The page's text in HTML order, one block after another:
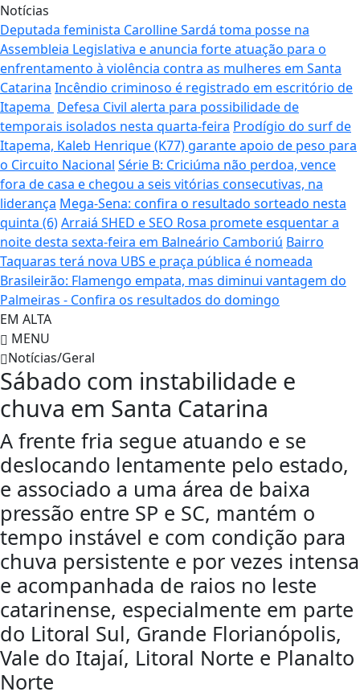
Notícias
Deputada feminista Carolline Sardá toma posse na
Assembleia Legislativa e anuncia forte atuação para o
enfrentamento à violência contra as mulheres em Santa
Catarina Incêndio criminoso é registrado em escritório de
Itapema Defesa Civil alerta para possibilidade de
temporais isolados nesta quarta-feira Prodígio do surf de
Itapema, Kaleb Henrique (K77) garante apoio de peso para
o Circuito Nacional Série B: Criciúma não perdoa, vence
fora de casa e chegou a seis vitórias consecutivas, na
liderança Mega-Sena: confira o resultado sorteado nesta
quinta (6)Arraiá SHED e SEO Rosa promete esquentar a
noite desta sexta-feira em Balneário Camboriú Bairro
Taquaras terá nova UBS e praça pública é nomeada
Brasileirão: Flamengo empata, mas diminui vantagem do
Palmeiras - Confira os resultados do domingo
EM ALTA
MENU
Notícias/Geral
Sábado com instabilidade e
chuva em Santa Catarina
A frente fria segue atuando e se
deslocando lentamente pelo estado,
e associado a uma área de baixa
pressão entre SP e SC, mantém o
tempo instável e com condição para
chuva persistente e por vezes intensa
e acompanhada de raios no leste
catarinense, especialmente em parte
do Litoral Sul, Grande Florianópolis,
Vale do Itajaí, Litoral Norte e Planalto
Norte